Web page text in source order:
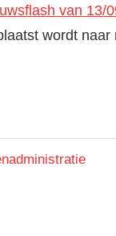
van 13/
wordt